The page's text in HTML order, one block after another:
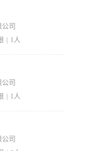
司
1人
司
1人
司